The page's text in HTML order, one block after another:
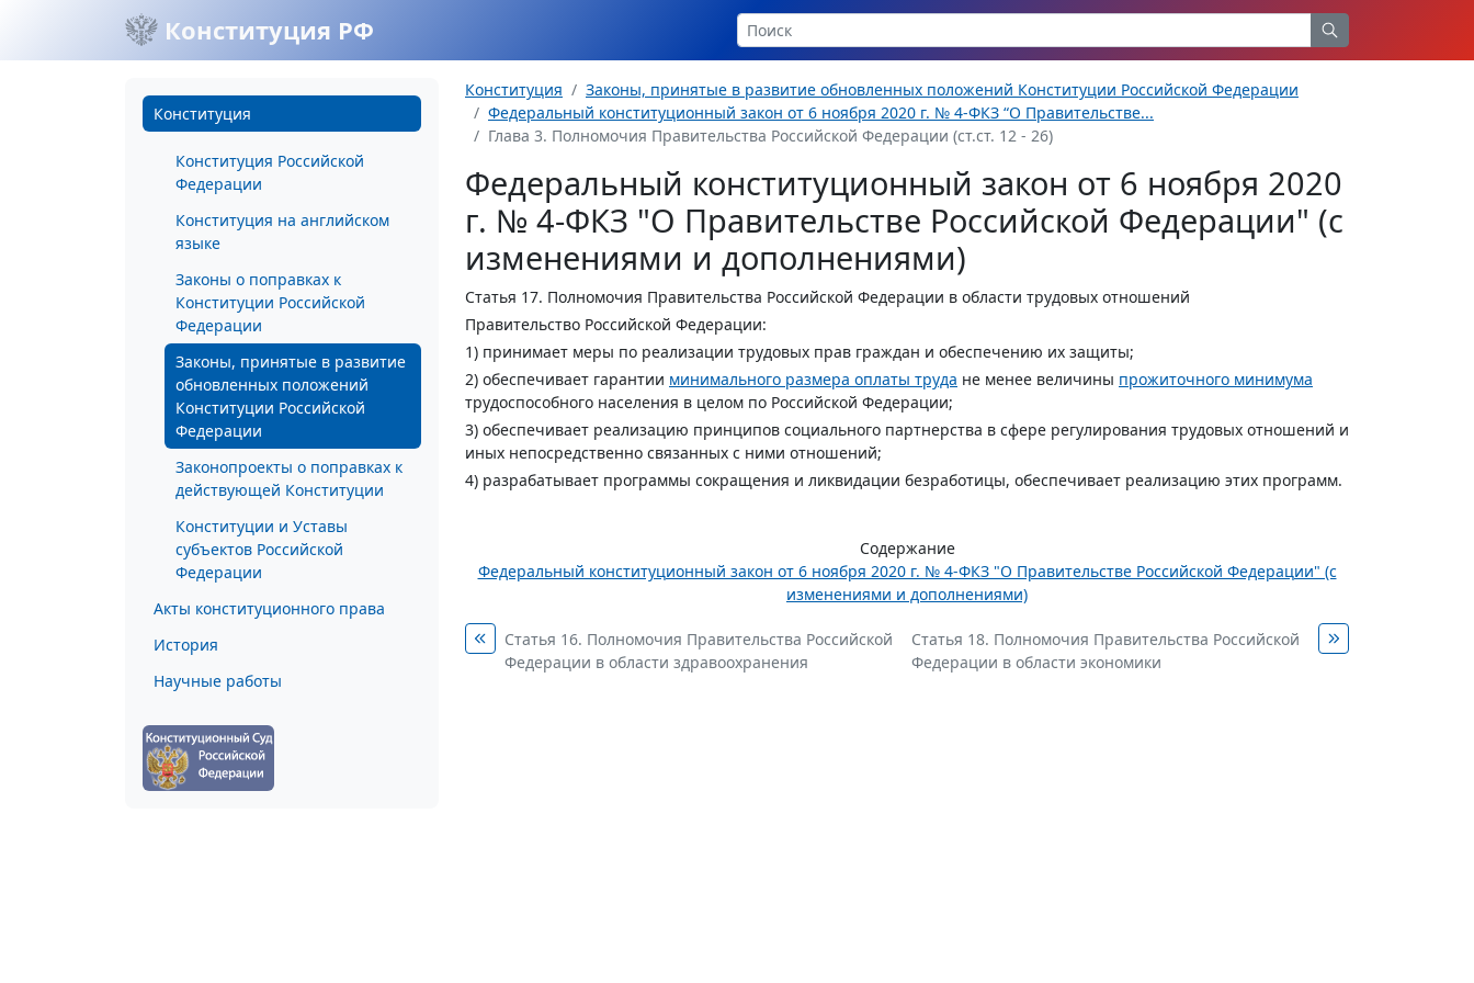
Конституция РФ
Конституция
Конституция Российской
Федерации
Конституция на английском
языке
Законы о поправках к
Конституции Российской
Федерации
Законы, принятые в развитие
обновленных положений
Конституции Российской
Федерации
Законопроекты о поправках к
действующей Конституции
Конституции и Уставы
субъектов Российской
Федерации
Акты конституционного права
История
Научные работы
Конституция
Законы, принятые в развитие обновленных положений Конституции Российской Федерации
Федеральный конституционный закон от 6 ноября 2020 г. № 4-ФКЗ “О Правительстве...
Глава 3. Полномочия Правительства Российской Федерации (ст.ст. 12 - 26)
Федеральный конституционный закон от 6 ноября 2020
г. № 4-ФКЗ "О Правительстве Российской Федерации" (с
изменениями и дополнениями)
Статья 17. Полномочия Правительства Российской Федерации в области трудовых отношений
Правительство Российской Федерации:
1) принимает меры по реализации трудовых прав граждан и обеспечению их защиты;
2) обеспечивает гарантии минимального размера оплаты труда не менее величины прожиточного минимума
трудоспособного населения в целом по Российской Федерации;
3) обеспечивает реализацию принципов социального партнерства в сфере регулирования трудовых отношений и
иных непосредственно связанных с ними отношений;
4) разрабатывает программы сокращения и ликвидации безработицы, обеспечивает реализацию этих программ.
Содержание
Федеральный конституционный закон от 6 ноября 2020 г. № 4-ФКЗ "О Правительстве Российской Федерации" (с
изменениями и дополнениями)
Статья 16. Полномочия Правительства Российской
Федерации в области здравоохранения
Статья 18. Полномочия Правительства Российской
Федерации в области экономики